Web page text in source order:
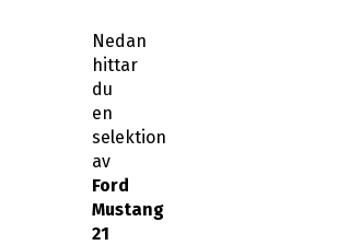
Nedan
hittar
du
en
selektion
av
Ford
Mustang
21